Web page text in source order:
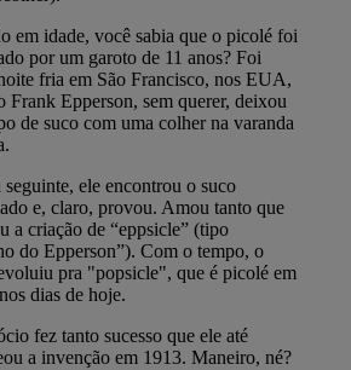
em idade, você sabia que o picolé foi
por um garoto de 11 anos? Foi
fria em São Francisco, nos EUA,
Frank Epperson, sem querer, deixou
de suco com uma colher na varanda
ele encontrou o suco
e, claro, provou. Amou tanto que
a criação de “eppsicle” (tipo
do Epperson”). Com o tempo, o
pra "popsicle", que é picolé em
dias de hoje.
fez tanto sucesso que ele até
a invenção em 1913. Maneiro, né?